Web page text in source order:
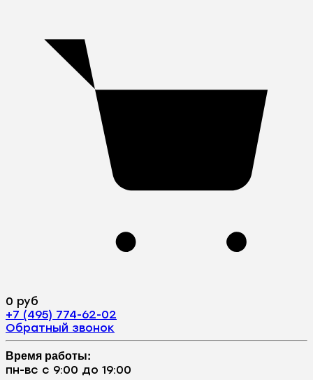
0 руб
+7 (495) 774-62-02
Обратный звонок
Время работы:
пн-вс с 9:00 до 19:00